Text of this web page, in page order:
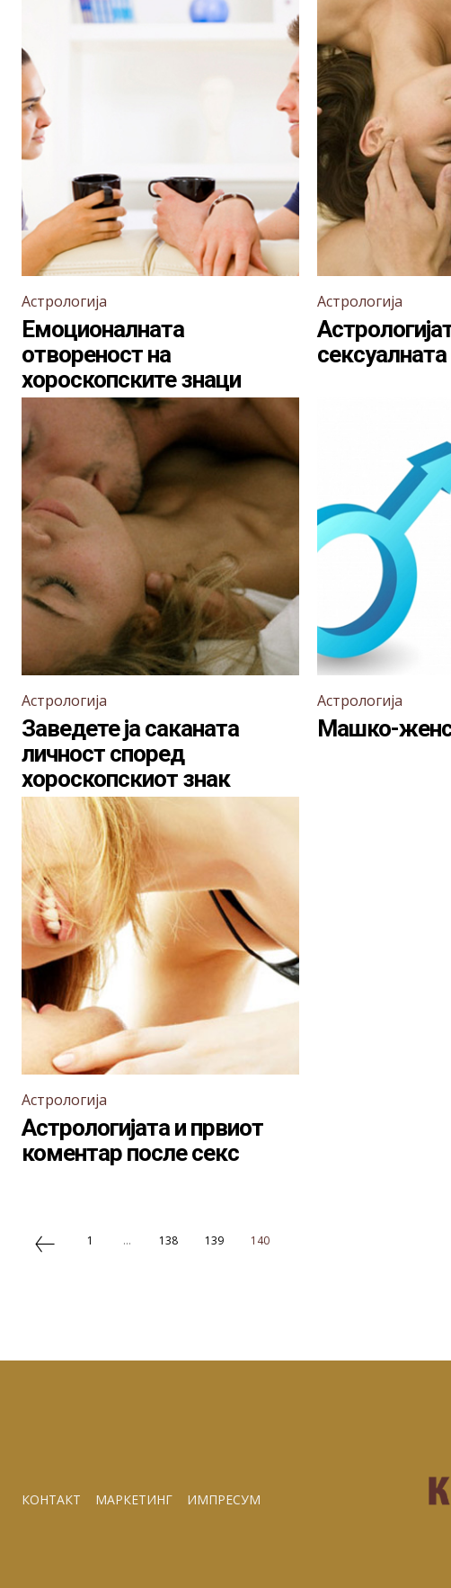
Астрологија
Емоционалната
отвореност на
хороскопските знаци
Астрологија
Астрологија
Заведете ја саканата
личност според
хороскопскиот знак
Астрологија
Машко-
Астрологија
Астрологијата и првиот
коментар после секс
1 ... 138 139 140
КОНТАКТ МАРКЕТИНГ ИМПРЕСУМ